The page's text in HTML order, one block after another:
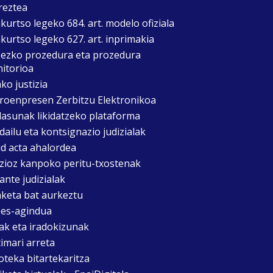
legeko 684. art. modelo ofiziala
legeko 627. art. inprimakia
prozedura eta prozedura
justizia
Zerbitzu Elektronikoa
likidatzeko plataforma
eta kontsignazio judizialak
acta ahalordea
kanpoko peritu-txostenak
judizialak
bat aurkeztu
agindua
eta iradokizunak
arreta
bitartekaritza